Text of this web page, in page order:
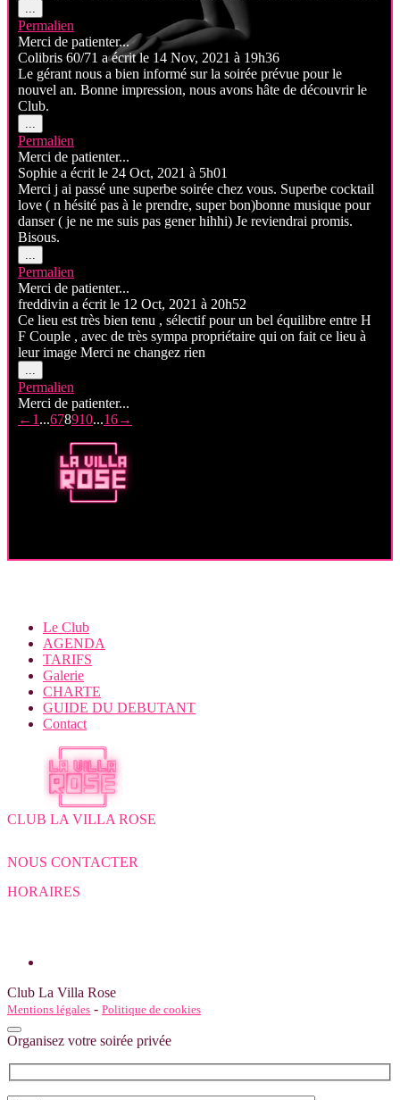
...
cette
boîte
méta.
Permalien
Merci de patienter...
Colibris 60/71 a écrit le 14 Nov, 2021 à 19h36
Le gérant nous a bien informé sur la soirée prévue pour le
nouvel an. Bonne impression, nous avons hâte de découvrir le
Club.
...
cette
boîte
méta.
Permalien
Merci de patienter...
Sophie a écrit le 24 Oct, 2021 à 5h01
Merci j ai passé une superbe soirée chez vous. Superbe cocktail
love ( n hésité pas à le prendre, super bon)bonne musique pour
danser ( je ne me suis pas gener hihhi) Je reviendrai promis.
Bisous.
...
cette
boîte
méta.
Permalien
Merci de patienter...
freddivin a écrit le 12 Oct, 2021 à 20h52
Ce lieu est très bien tenu , sélectif pour un bel équilibre entre H
F Couple , avec de très sympa propriétaire qui on fait ce lieu à
leur image Merci ne changez rien
...
cette
boîte
méta.
Permalien
Merci de patienter...
Navigation
← 1 ...678910...16→
Le Club
AGENDA
TARIFS
Galerie
CHARTE
GUIDE DU DEBUTANT
Contact
CLUB LA VILLA ROSE
NOUS CONTACTER
HORAIRES
Club La Villa Rose
Mentions légales - Politique de cookies
Organisez votre soirée privée